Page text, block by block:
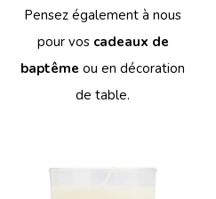
Pensez également à nous
pour vos cadeaux de
baptême ou en décoration
de table.